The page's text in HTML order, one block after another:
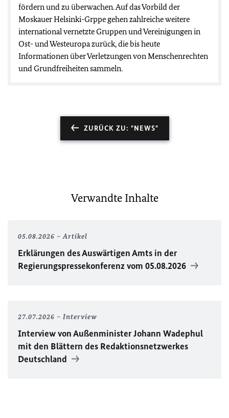
fördern und zu überwachen. Auf das Vorbild der
Moskauer Helsinki-Grppe gehen zahlreiche weitere
international vernetzte Gruppen und Vereinigungen in
Ost- und Westeuropa zurück, die bis heute
Informationen über Verletzungen von Menschenrechten
und Grundfreiheiten sammeln.
ZURÜCK ZU: "NEWS"
Verwandte Inhalte
05.08.2026 Artikel
Erklärungen des Auswärtigen Amts in der
Regierungspressekonferenz vom 05.08.2026
27.07.2026 Interview
Interview von Außenminister Johann Wadephul
mit den Blättern des Redaktionsnetzwerkes
Deutschland